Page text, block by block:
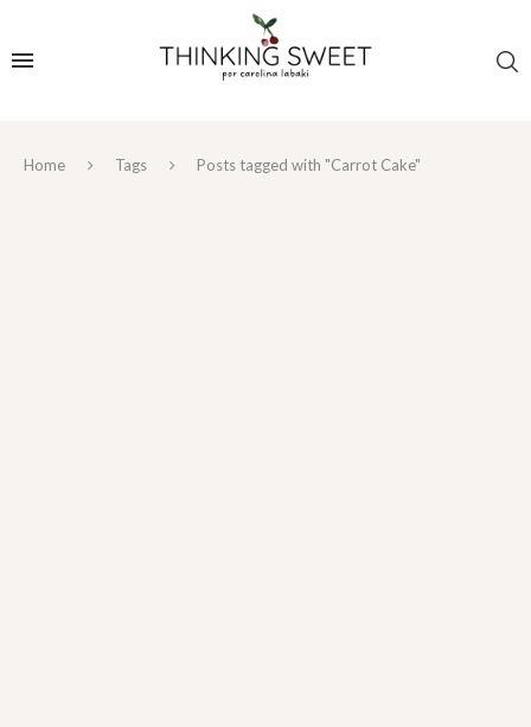
Home Tags Posts tagged with "Carrot Cake"